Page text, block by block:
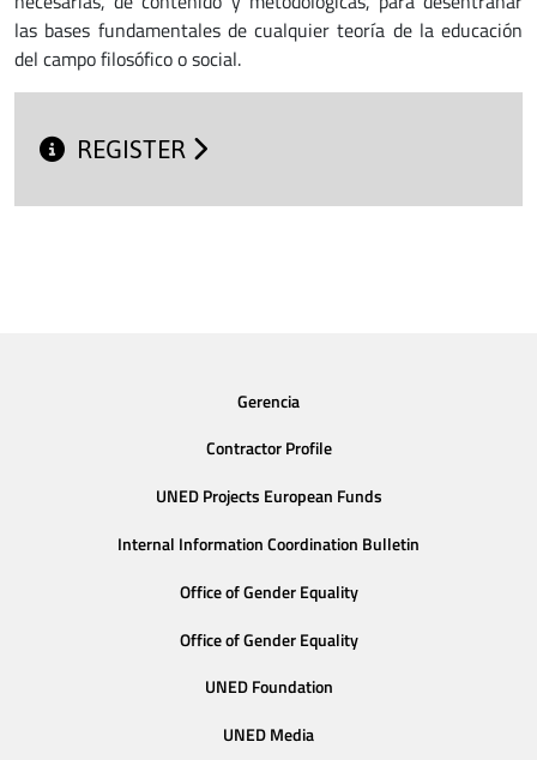
las bases fundamentales de cualquier teoría de la educación
del campo filosófico o social.
REGISTER
Gerencia
Contractor Profile
UNED Projects European Funds
Internal Information Coordination Bulletin
Office of Gender Equality
Office of Gender Equality
UNED Foundation
UNED Media